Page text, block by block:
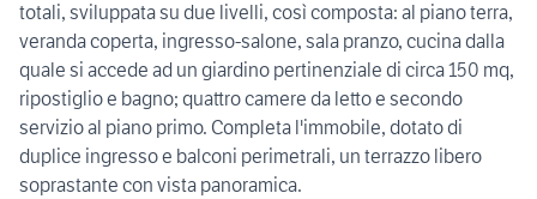
totali, sviluppata su due livelli, così composta: al piano terra,
veranda coperta, ingresso-salone, sala pranzo, cucina dalla
quale si accede ad un giardino pertinenziale di circa 150 mq,
ripostiglio e bagno; quattro camere da letto e secondo
servizio al piano primo. Completa l'immobile, dotato di
duplice ingresso e balconi perimetrali, un terrazzo libero
soprastante con vista panoramica.